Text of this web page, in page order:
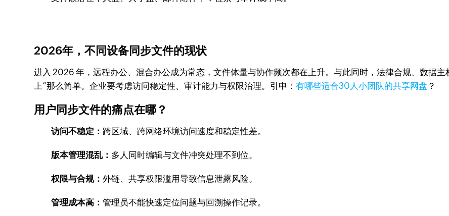
2026年，不同设备同步文件的现状
进入 2026 年，远程办公、混合办公成为常态，文件体量与协作频次都在上升。与此同时，法律合规、数据
上”那么简单。企业要考虑访问稳定性、审计能力与权限治理。引申：有哪些适合30人小团队的共享网盘 ？
用户同步文件的痛点在哪？
访问不稳定： 跨区域、跨网络环境访问速度和稳定性差。
版本管理混乱： 多人同时编辑与文件冲突处理不到位。
权限与合规：外链、共享权限滥用导致信息泄露风险。
管理成本高：管理员不能快速定位问题与回溯操作记录。